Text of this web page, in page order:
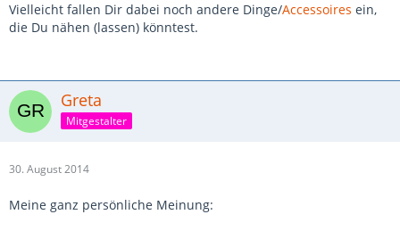
Vielleicht fallen Dir dabei noch andere Dinge/Accessoires ein,
die Du nähen (lassen) könntest.
Greta
Mitgestalter
30. August 2014
Meine ganz persönliche Meinung: